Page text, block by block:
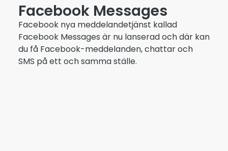
Facebook Messages
Facebook nya meddelandetjänst kallad
Facebook Messages är nu lanserad och där kan
du få Facebook-meddelanden, chattar och
SMS på ett och samma ställe.